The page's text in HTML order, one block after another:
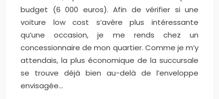
budget (6 000 euros). Afin de vérifier si une
voiture low cost s’avère plus intéressante
qu’une occasion, je me rends chez un
concessionnaire de mon quartier. Comme je m’y
attendais, la plus économique de la succursale
se trouve déjà bien au-delà de l’enveloppe
envisagée…